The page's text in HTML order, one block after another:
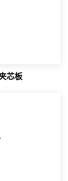
芯板